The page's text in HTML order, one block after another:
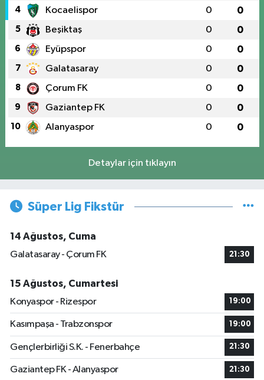
4 Kocaelispor 0 0
5 Beşiktaş 0 0
6 Eyüpspor 0 0
7 Galatasaray 0 0
8 Çorum FK 0 0
9 Gaziantep FK 0 0
10 Alanyaspor 0 0
Detaylar için tıklayın
Süper Lig Fikstür
14 Ağustos, Cuma
Galatasaray - Çorum FK
21:30
15 Ağustos, Cumartesi
Konyaspor - Rizespor
19:00
Kasımpaşa - Trabzonspor 19:00
Gençlerbirliği S.K. - Fenerbahçe 21:30
Gaziantep FK - Alanyaspor 21:30